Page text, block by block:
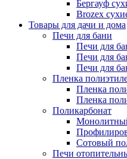
Бергауф
Brozex
Товары для дачи и дома
Печи для бани
Печи для
Печи для
Печи для
Пленка
Пленка
Пленка
Поликарбонат
Сотовый
Печи